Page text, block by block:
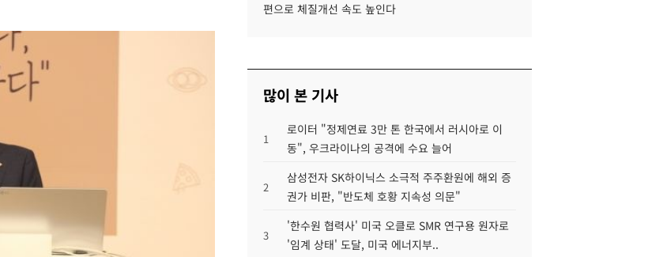
편으로 체질개선 속도 높인다
많이 본 기사
1
로이터 "정제연료 3만 톤 한국에서 러시아로 이
동", 우크라이나의 공격에 수요 늘어
2
삼성전자 SK하이닉스 소극적 주주환원에 해외 증
권가 비판, "반도체 호황 지속성 의문"
3
'한수원 협력사' 미국 오클로 SMR 연구용 원자로
'임계 상태' 도달, 미국 에너지부..